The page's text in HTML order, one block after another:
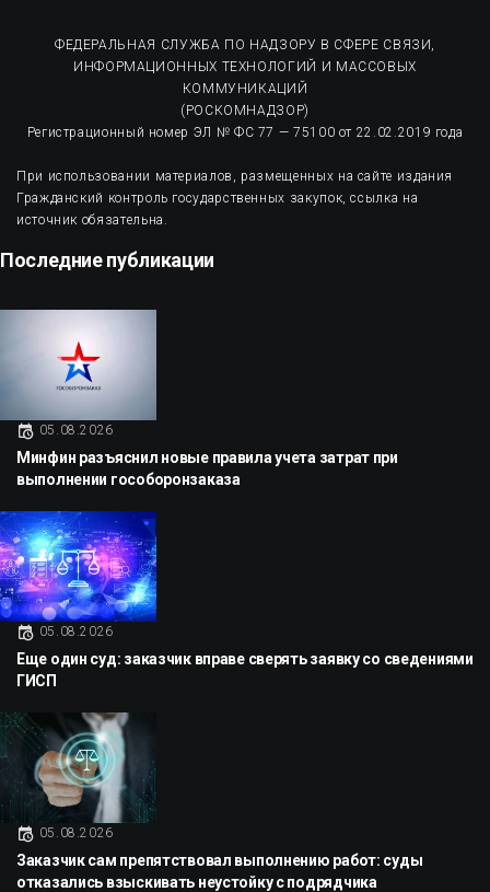
ФЕДЕРАЛЬНАЯ СЛУЖБА ПО НАДЗОРУ В СФЕРЕ СВЯЗИ,
ИНФОРМАЦИОННЫХ ТЕХНОЛОГИЙ И МАССОВЫХ
КОММУНИКАЦИЙ
(РОСКОМНАДЗОР)
Регистрационный номер ЭЛ № ФС 77 — 75100 от 22.02.2019 года
При использовании материалов, размещенных на сайте издания
Гражданский контроль государственных закупок, ссылка на
источник обязательна.
Последние публикации
05.08.2026
Минфин разъяснил новые правила учета затрат при
выполнении гособоронзаказа
05.08.2026
Еще один суд: заказчик вправе сверять заявку со сведениями
ГИСП
05.08.2026
Заказчик сам препятствовал выполнению работ: суды
отказались взыскивать неустойку с подрядчика